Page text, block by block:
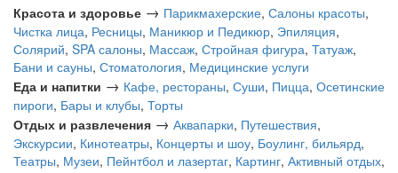
Красота и здоровье → Парикмахерские, Салоны красоты,
Чистка лица, Ресницы, Маникюр и Педикюр, Эпиляция,
Солярий, SPA салоны, Массаж, Стройная фигура, Татуаж,
Бани и сауны, Стоматология, Медицинские услуги
Еда и напитки → Кафе, рестораны, Суши, Пицца, Осетинские
пироги, Бары и клубы, Торты
Отдых и развлечения → Аквапарки, Путешествия,
Экскурсии, Кинотеатры, Концерты и шоу, Боулинг, бильярд,
Театры, Музеи, Пейнтбол и лазертаг, Картинг, Активный отдых,